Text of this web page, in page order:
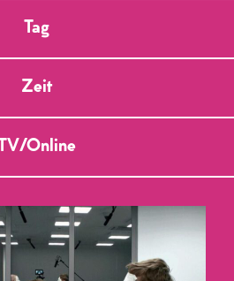
Tag
Zeit
TV/Online